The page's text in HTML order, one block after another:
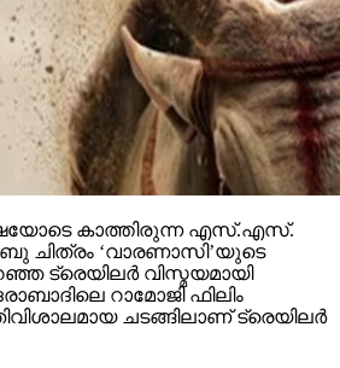
കാത്തിരുന്ന എസ്.എസ്.
ചിത്രം ‘വാരണാസി’യുടെ
ട്രെയിലര്‍ വിസ്മയമായി
റാമോജി ഫിലിം
ചടങ്ങിലാണ് ട്രെയിലര്‍